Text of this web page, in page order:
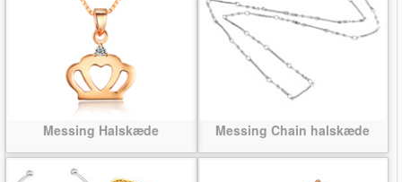
Messing Halskæde Messing Chain halskæde